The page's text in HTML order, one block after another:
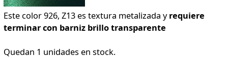
Este color 926, Z13 es textura metalizada yrequiere
terminar con barniz brillo transparente
Quedan 1 unidades en stock.